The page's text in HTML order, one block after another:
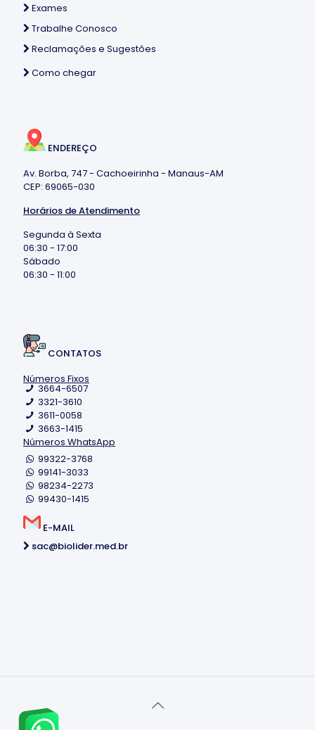
Exames
Trabalhe Conosco
Reclamações e Sugestões
Como chegar
ENDEREÇO
Av. Borba, 747 - Cachoeirinha - Manaus-AM
CEP: 69065-030
Horários de Atendimento
Segunda à Sexta
06:30 - 17:00
Sábado
06:30 - 11:00
CONTATOS
Números Fixos
3664-6507
3321-3610
3611-0058
3663-1415
Números WhatsApp
99322-3768
99141-3033
98234-2273
99430-1415
E-MAIL
sac@biolider.med.br